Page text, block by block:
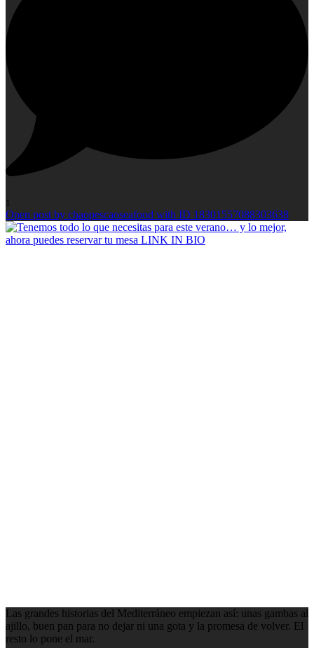
1
Open post by chaopescaoseafood with ID 18301557088303638
Las grandes historias del Mediterráneo empiezan así: unas gambas al
ajillo, buen pan para no dejar ni una gota y la promesa de volver. El
resto lo pone el mar.